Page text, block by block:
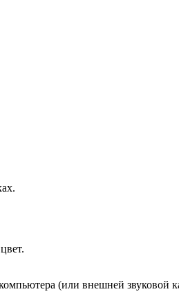
(или внешней звуковой